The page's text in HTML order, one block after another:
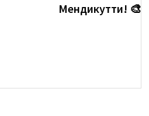
Мендикутти! 🎨